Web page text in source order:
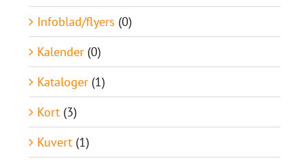
Infoblad/flyers (0)
Kalender (0)
Kataloger (1)
Kort (3)
Kuvert (1)